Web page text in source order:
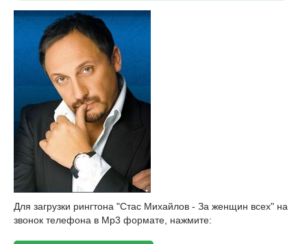
Для загрузки рингтона "Стас Михайлов - За женщин всех" на
звонок телефона в Mp3 формате, нажмите: